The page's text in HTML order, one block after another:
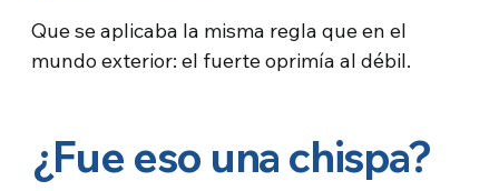
Que se aplicaba la misma regla que en el
mundo exterior: el fuerte oprimía al débil.
¿Fue eso una chispa?